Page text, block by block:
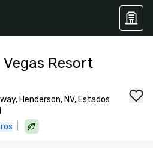
Resort
Henderson, NV, Estados